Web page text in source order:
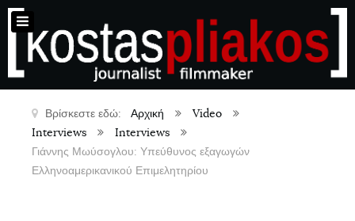
Βρίσκεστε εδώ: Αρχική
Video
Interviews
Interviews
Γιάννης Μωύσογλου: Υπεύθυνος εξαγωγών
Ελληνοαμερικανικού Επιμελητηρίου